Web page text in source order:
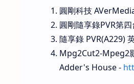
圓剛科技
圓剛隨享錄PVR第
隨享錄 PVR(A229)
Mpg2Cut2-Mpeg2
Adder's House -